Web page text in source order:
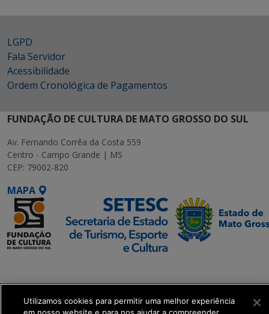
LGPD
Fala Servidor
Acessibilidade
Ordem Cronológica de Pagamentos
FUNDAÇÃO DE CULTURA DE MATO GROSSO DO SUL
Av. Fernando Corrêa da Costa 559
Centro - Campo Grande | MS
CEP: 79002-820
MAPA
Executiva de
Transformação Digital
Utilizamos cookies para permitir uma melhor experiência